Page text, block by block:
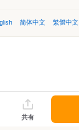
简体中文 繁體中文
共有